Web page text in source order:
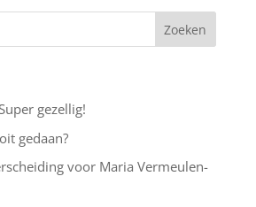
gezellig!
gedaan?
voor Maria Vermeulen-